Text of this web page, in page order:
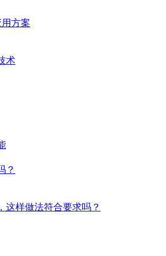
方案
术
？
这样做法符合要求吗？